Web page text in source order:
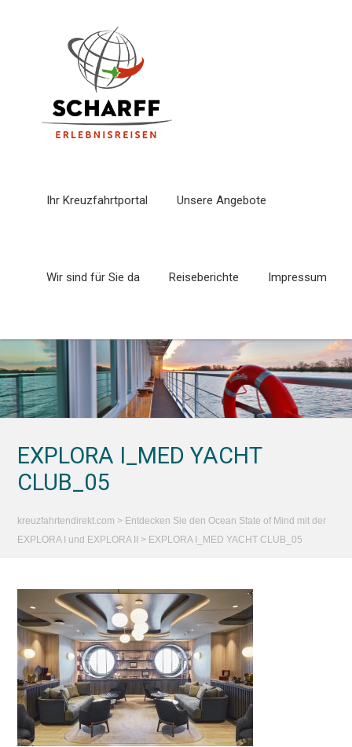
Ihr Kreuzfahrtportal Unsere Angebote
Wir sind für Sie da Reiseberichte Impressum
EXPLORA I_MED YACHT
CLUB_05
kreuzfahrtendirekt.com > Entdecken Sie den Ocean State of Mind mit der
EXPLORA I und EXPLORA II > EXPLORA I_MED YACHT CLUB_05